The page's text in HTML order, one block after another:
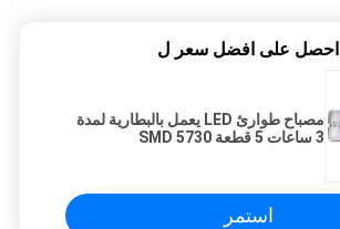
احصل على افضل سعر ل
مصباح طوارئ LED يعمل بالبطارية لمدة
3 ساعات 5 قطعة SMD 5730
استمر